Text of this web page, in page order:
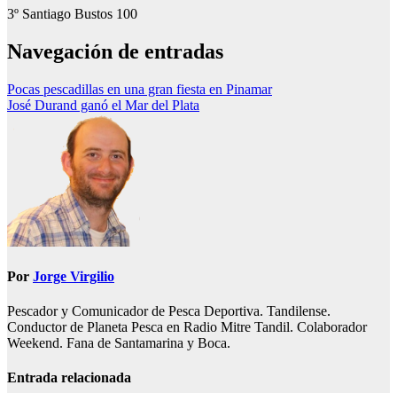
3º Santiago Bustos 100
Navegación de entradas
Pocas pescadillas en una gran fiesta en Pinamar
José Durand ganó el Mar del Plata
Por Jorge Virgilio
Pescador y Comunicador de Pesca Deportiva. Tandilense.
Conductor de Planeta Pesca en Radio Mitre Tandil. Colaborador
Weekend. Fana de Santamarina y Boca.
Entrada relacionada